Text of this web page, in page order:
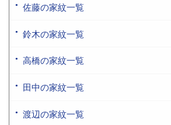
佐藤の家紋一覧
鈴木の家紋一覧
高橋の家紋一覧
田中の家紋一覧
渡辺の家紋一覧